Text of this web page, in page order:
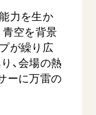
力を生か
青空を背景
が繰り広
、会場の熱
ーに万雷の